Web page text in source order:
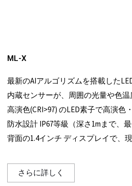
ML-X
最新のAIアルゴリズムを搭載した
内蔵センサーが、周囲の光量や色
高演色(CRI>97) のLED素子で高演色
防水設計 IP67等級（深さ1mまで、最
背面の1.4インチ ディスプレイで、
さらに詳しく